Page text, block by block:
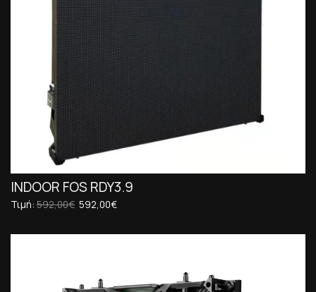
INDOOR FOS RDY3.9
Τιμή: 592,00€ 592,00€